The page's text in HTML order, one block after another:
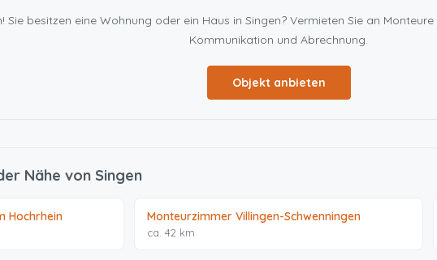
Sie besitzen eine Wohnung oder ein Haus in Singen? Vermieten Sie an
Kommunikation und Abrechnung.
Objekt anbieten
Nähe von Singen
Hochrhein Monteurzimmer Villingen-Schwenningen
ca. 42 km